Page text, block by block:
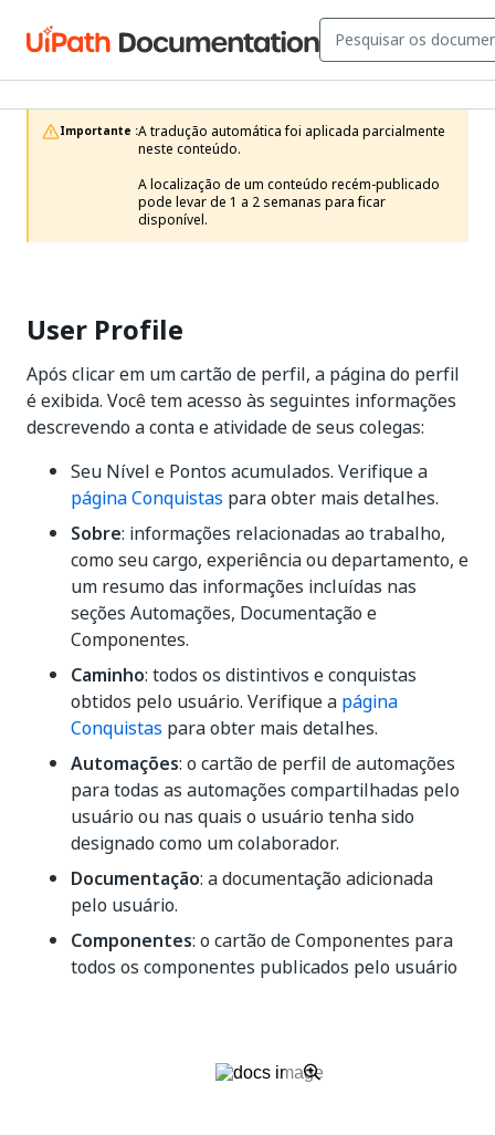
Importante :A tradução automática foi aplicada parcialmente
neste conteúdo.
A localização de um conteúdo recém-publicado
pode levar de 1 a 2 semanas para ficar
disponível.
User Profile
Após clicar em um cartão de perfil, a página do perfil
é exibida. Você tem acesso às seguintes informações
descrevendo a conta e atividade de seus colegas:
Seu Nível e Pontos acumulados. Verifique a
página Conquistas para obter mais detalhes.
Sobre: informações relacionadas ao trabalho,
como seu cargo, experiência ou departamento, e
um resumo das informações incluídas nas
seções Automações, Documentação e
Componentes.
Caminho: todos os distintivos e conquistas
obtidos pelo usuário. Verifique a página
Conquistas para obter mais detalhes.
Automações: o cartão de perfil de automações
para todas as automações compartilhadas pelo
usuário ou nas quais o usuário tenha sido
designado como um colaborador.
Documentação: a documentação adicionada
pelo usuário.
Componentes: o cartão de Componentes para
todos os componentes publicados pelo usuário